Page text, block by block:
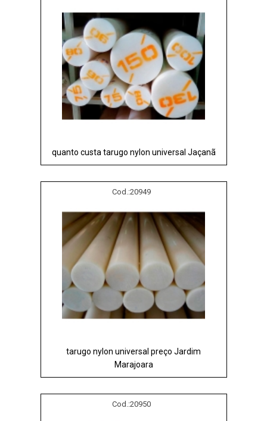
quanto custa tarugo nylon universal Jaçanã
Cod.:20949
tarugo nylon universal preço Jardim
Marajoara
Cod.:20950